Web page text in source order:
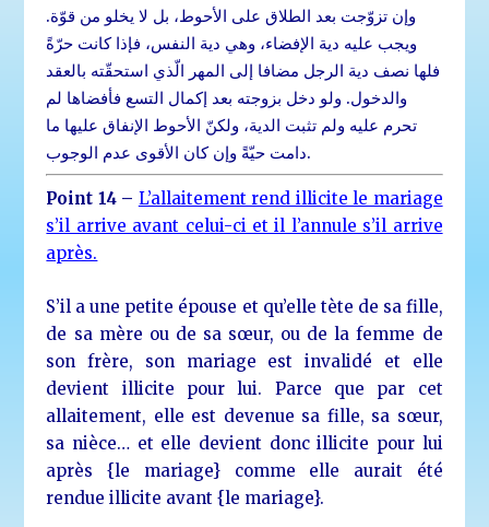
وإن تزوّجت بعد الطلاق على الأحوط، بل لا يخلو من قوّة.
ويجب عليه دية الإفضاء، وهي دية النفس، فإذا كانت حرّةً
فلها نصف دية الرجل مضافا إلى المهر الّذي استحقّته بالعقد
والدخول. ولو دخل بزوجته بعد إكمال التسع فأفضاها لم
تحرم عليه ولم تثبت الدية، ولكنّ الأحوط الإنفاق عليها ما
دامت حيّةً وإن كان الأقوى عدم الوجوب.
Point 14 – L’allaitement rend illicite le mariage
s’il arrive avant celui-ci et il l’annule s’il arrive
après.
S’il a une petite épouse et qu’elle tète de sa fille,
de sa mère ou de sa sœur, ou de la femme de
son frère, son mariage est invalidé et elle
devient illicite pour lui. Parce que par cet
allaitement, elle est devenue sa fille, sa sœur,
sa nièce… et elle devient donc illicite pour lui
après {le mariage} comme elle aurait été
rendue illicite avant {le mariage}.